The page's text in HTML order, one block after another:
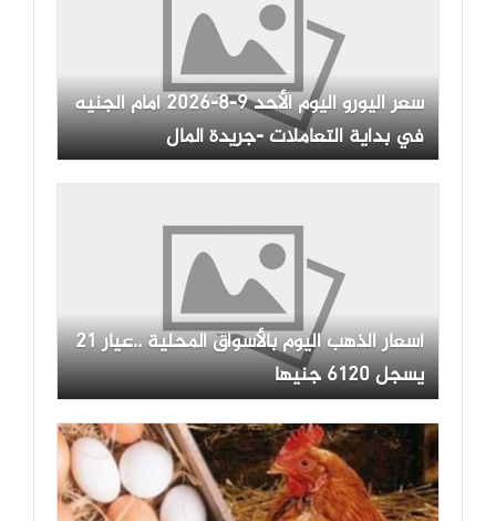
سعر اليورو اليوم الأحد 9-8-2026 أمام الجنيه
في بداية التعاملات -جريدة المال
أسعار الذهب اليوم بالأسواق المحلية ..عيار 21
يسجل 6120 جنيها